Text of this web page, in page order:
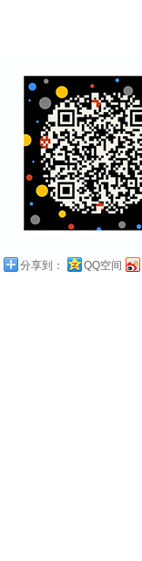
分享到： QQ空间